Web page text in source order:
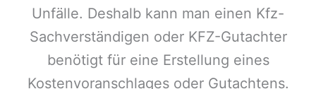
Unfälle. Deshalb kann man einen Kfz-
Sachverständigen oder KFZ-Gutachter
benötigt für eine Erstellung eines
Kostenvoranschlages oder Gutachtens.